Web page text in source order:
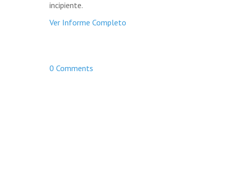
incipiente.
Ver Informe Completo
0 Comments